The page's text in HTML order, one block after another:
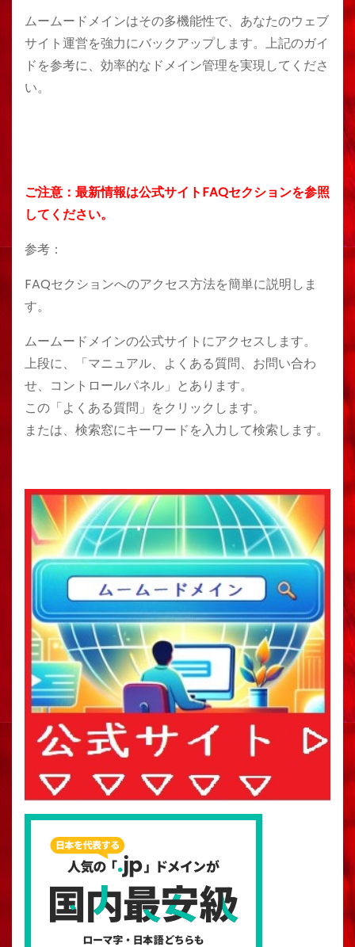
ムームードメインはその多機能性で、あなたのウェブ
サイト運営を強力にバックアップします。上記のガイ
ドを参考に、効率的なドメイン管理を実現してくださ
い。
ご注意：最新情報は公式サイトFAQセクションを参照
してください。
参考：
FAQセクションへのアクセス方法を簡単に説明しま
す。
ムームードメインの公式サイトにアクセスします。
上段に、「マニュアル、よくある質問、お問い合わ
せ、コントロールパネル」とあります。
この「よくある質問」をクリックします。
または、検索窓にキーワードを入力して検索します。